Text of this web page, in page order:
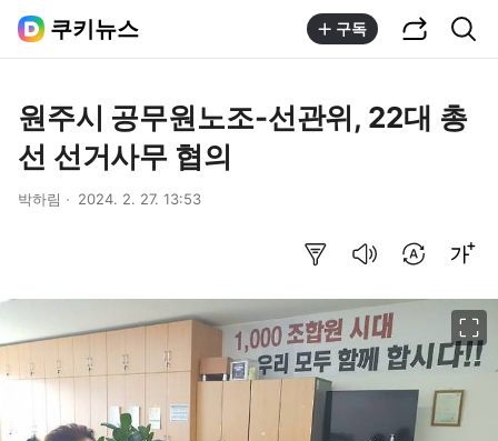
쿠키뉴스 구독
원주시 공무원노조-선관위, 22대 총
선 선거사무 협의
박하림 2024. 2. 27. 13:53